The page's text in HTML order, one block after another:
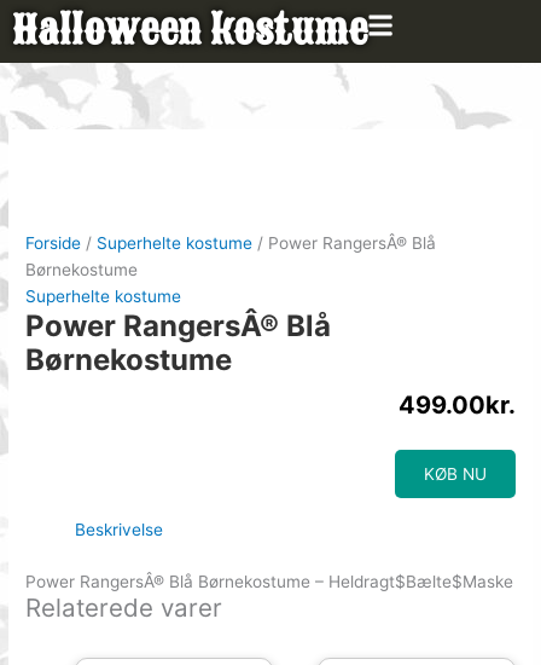
Gå
indholdet
Halloween kostume
Forside / Superhelte kostume / Power RangersÂ® Blå
Børnekostume
Superhelte kostume
Power RangersÂ® Blå
Børnekostume
499.00kr.
KØB NU
Beskrivelse
Power RangersÂ® Blå Børnekostume – Heldragt$Bælte$Maske
Relaterede varer